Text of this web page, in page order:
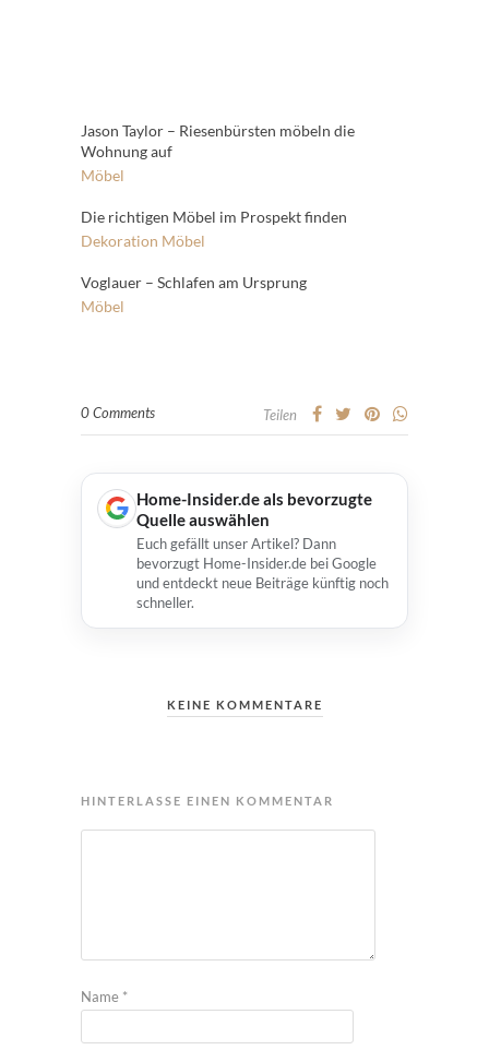
Jason Taylor – Riesenbürsten möbeln die
Wohnung auf
Möbel
Die richtigen Möbel im Prospekt finden
Dekoration Möbel
Voglauer – Schlafen am Ursprung
Möbel
0 Comments Teilen
Home-Insider.de als bevorzugte
Quelle auswählen
Euch gefällt unser Artikel? Dann
bevorzugt Home-Insider.de bei Google
und entdeckt neue Beiträge künftig noch
schneller.
KEINE KOMMENTARE
HINTERLASSE EINEN KOMMENTAR
Name *